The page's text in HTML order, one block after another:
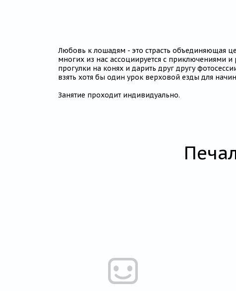
Любовь к лошадям - это страсть объединяющая
многих из нас ассоциируется с приключениями
прогулки на конях и дарить друг другу
взять хотя бы один урок верховой езды для
Занятие проходит индивидуально.